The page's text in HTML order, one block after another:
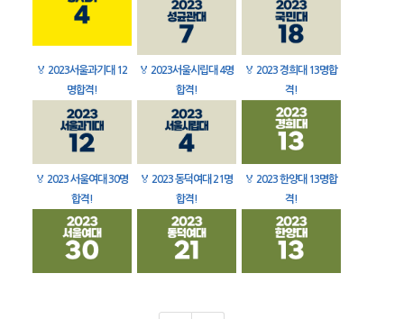
🏅 2023서울과기대 12
명합격!
🏅 2023서울시립대 4명
합격!
🏅 2023 경희대 13명합
격!
🏅 2023 서울여대 30명
합격!
🏅 2023 동덕여대 21명
합격!
🏅 2023 한양대 13명합
격!